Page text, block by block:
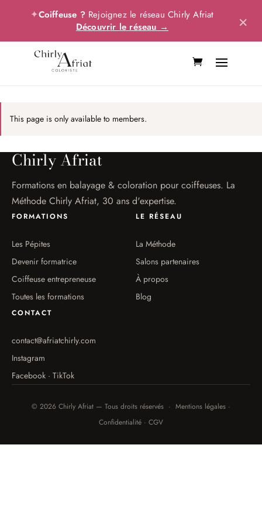
✦Coiffeuse ?Rejoignez le réseau Chirly Afriat
Découvrir le réseau →
×
This page is only available to members.
Chirly Afriat
Formations en balayage & coloration pour coiffeuses. La
Méthode Chirly Afriat, 30 ans d'expertise.
FORMATIONS
Les Pépites
Devenir formatrice
Coiffeuse entrepreneuse
Toutes les formations
LE RÉSEAU
La Méthode
Salons partenaires
À propos
Blog
CONTACT
contact@afriatchirly.com
Instagram
Facebook · TikTok
© 2026 Chirly Afriat — Tous droits réservés · Mentions légales ·
Confidentialité · CGV